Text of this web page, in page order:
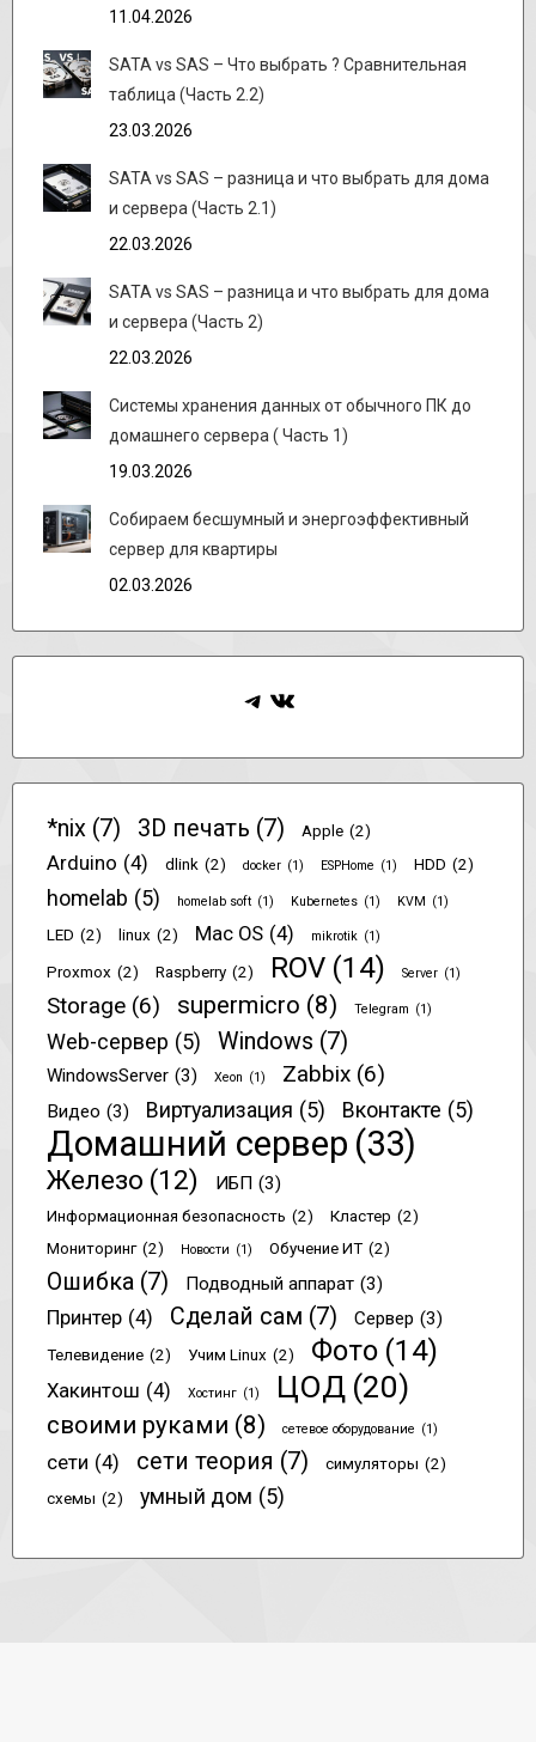
11.04.2026
SATA vs SAS – Что выбрать ? Сравнительная
таблица (Часть 2.2)
23.03.2026
SATA vs SAS – разница и что выбрать для дома
и сервера (Часть 2.1)
22.03.2026
SATA vs SAS – разница и что выбрать для дома
и сервера (Часть 2)
22.03.2026
Системы хранения данных от обычного ПК до
домашнего сервера ( Часть 1)
19.03.2026
Собираем бесшумный и энергоэффективный
сервер для квартиры
02.03.2026
Telegram
ВКонтакте
*nix (7) 3D печать (7) Apple (2)
Arduino (4) dlink (2) docker (1) ESPHome (1) HDD (2)
homelab (5) homelab soft (1) Kubernetes (1) KVM (1)
LED (2) linux (2) Mac OS (4) mikrotik (1)
Proxmox (2) Raspberry (2) ROV (14) Server (1)
Storage (6) supermicro (8) Telegram (1)
Web-сервер (5) Windows (7)
WindowsServer (3) Xeon (1) Zabbix (6)
Видео (3) Виртуализация (5) Вконтакте (5)
Домашний сервер (33)
Железо (12) ИБП (3)
Информационная безопасность (2) Кластер (2)
Мониторинг (2) Новости (1) Обучение ИТ (2)
Ошибка (7) Подводный аппарат (3)
Принтер (4) Сделай сам (7) Сервер (3)
Телевидение (2) Учим Linux (2) Фото (14)
Хакинтош (4) Хостинг (1) ЦОД (20)
своими руками (8) сетевое оборудование (1)
сети (4) сети теория (7) симуляторы (2)
схемы (2) умный дом (5)